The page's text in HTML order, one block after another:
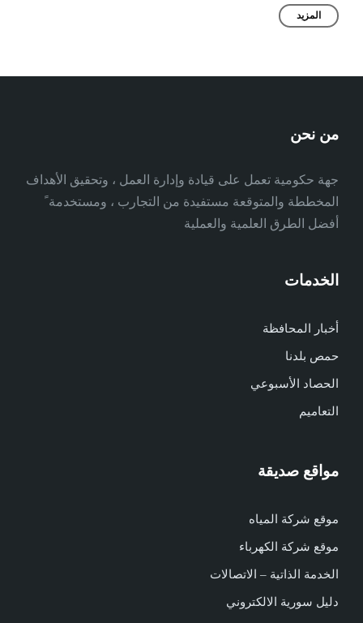
المزيد
من نحن
جهة حكومية تعمل على قيادة وإدارة العمل ، وتحقيق الأهداف
المخططة والمتوقعة مستفيدة من التجارب ، ومستخدمة ً
أفضل الطرق العلمية والعملية
الخدمات
أخبار المحافظة
حمص بلدنا
الحصاد الأسبوعي
التعاميم
مواقع صديقة
موقع شركة المياه
موقع شركة الكهرباء
الخدمة الذاتية – الاتصالات
دليل سورية الالكتروني